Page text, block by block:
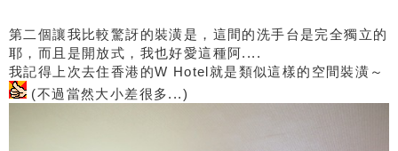
第二個讓我比較驚訝的裝潢是，這間的洗手台是完全獨立的
耶，而且是開放式，我也好愛這種阿....
我記得上次去住香港的W Hotel就是類似這樣的空間裝潢～
(不過當然大小差很多...)